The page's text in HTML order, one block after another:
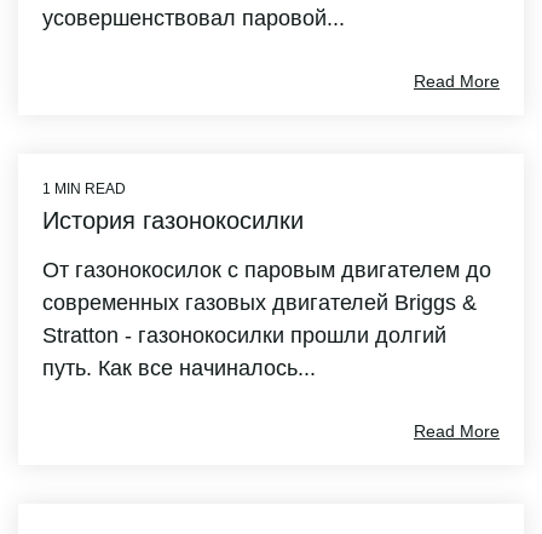
усовершенствовал паровой...
Read More
1 MIN READ
История газонокосилки
От газонокосилок с паровым двигателем до
современных газовых двигателей Briggs &
Stratton - газонокосилки прошли долгий
путь. Как все начиналось...
Read More